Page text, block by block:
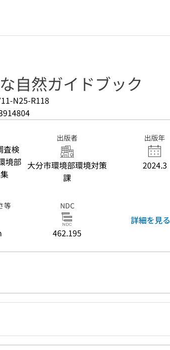
自然ガイドブック
N25-R118
査検
境部
出版者
大分市環境部環境対策
課
出版年
2024.3
等 NDC
462.195
詳細を見る